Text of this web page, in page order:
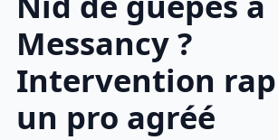
Messancy ?
Intervention
un pro agréé